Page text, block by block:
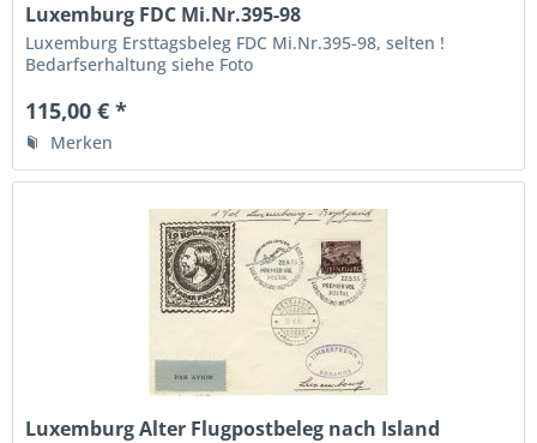
Luxemburg FDC Mi.Nr.395-98
Luxemburg Ersttagsbeleg FDC Mi.Nr.395-98, selten !
Bedarfserhaltung siehe Foto
115,00 € *
Merken
Luxemburg Alter Flugpostbeleg nach Island